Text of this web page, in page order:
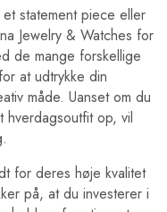
statement piece eller
Jewelry & Watches for
de mange forskellige
at udtrykke din
måde. Uanset om du
op, vil
for deres høje kvalitet
på, at du investerer i